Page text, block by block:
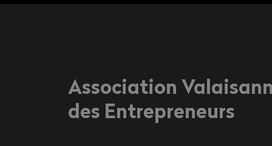
Association
des Entrepreneurs